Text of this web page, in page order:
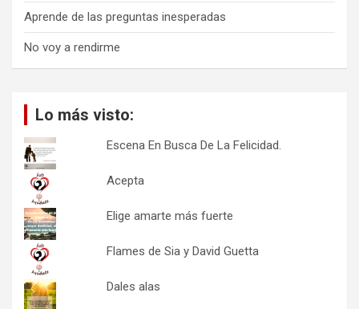
Aprende de las preguntas inesperadas
No voy a rendirme
Lo más visto:
Escena En Busca De La Felicidad.
Acepta
Elige amarte más fuerte
Flames de Sia y David Guetta
Dales alas